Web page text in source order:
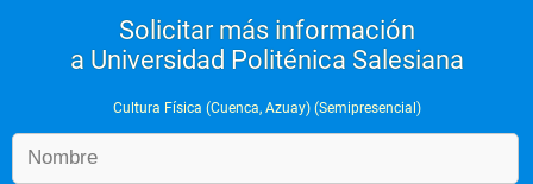
Solicitar más información
a Universidad Politénica Salesiana
Cultura Física (Cuenca, Azuay) (Semipresencial)